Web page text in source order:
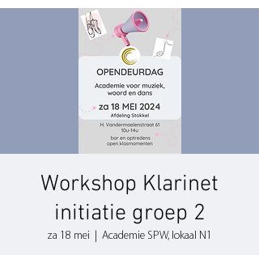
Workshop Klarinet
initiatie groep 2
za 18 mei Academie SPW, lokaal N1